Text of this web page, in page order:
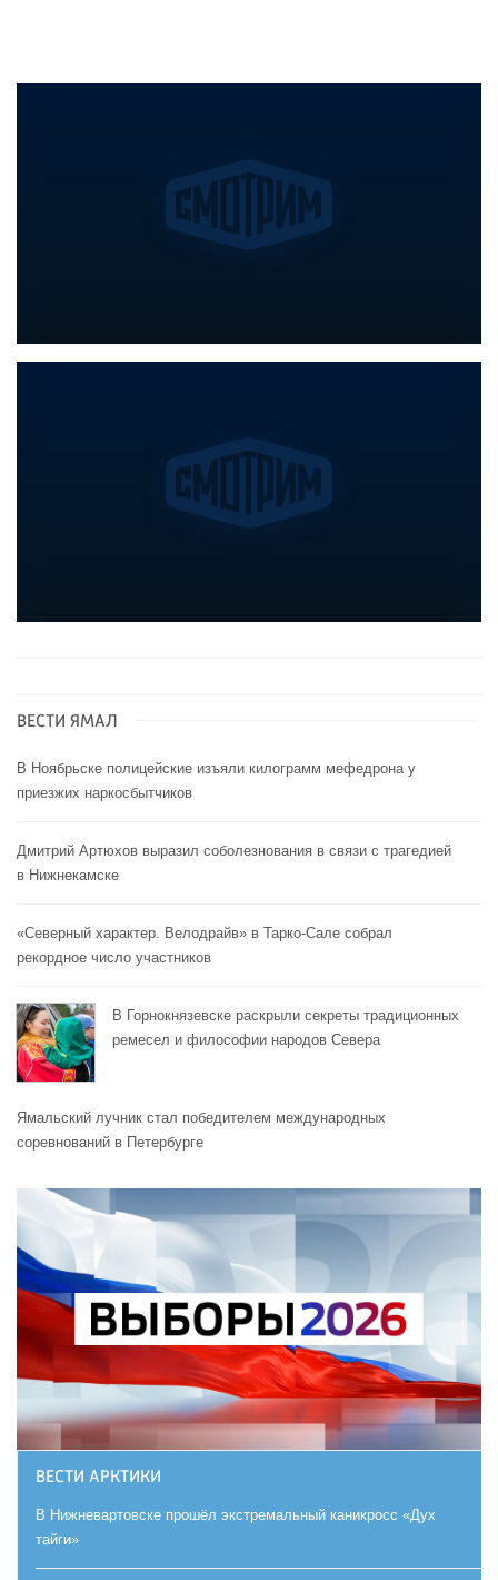
ВЕСТИ ЯМАЛ
В Ноябрьске полицейские изъяли килограмм мефедрона у
приезжих наркосбытчиков
Дмитрий Артюхов выразил соболезнования в связи с трагедией
в Нижнекамске
«Северный характер. Велодрайв» в Тарко-Сале собрал
рекордное число участников
В Горнокнязевске раскрыли секреты традиционных
ремесел и философии народов Севера
Ямальский лучник стал победителем международных
соревнований в Петербурге
ВЕСТИ АРКТИКИ
В Нижневартовске прошёл экстремальный каникросс «Дух
тайги»